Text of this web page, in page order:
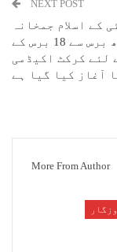
NEXT POST
کے اسلام جمخانہ
میں چھ برس سے 18 برس کے
لئے کرکٹ اکیڈمی
آغاز کیا گیا ہے
More From Author